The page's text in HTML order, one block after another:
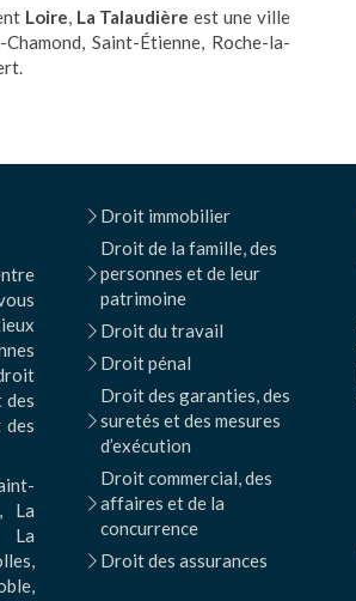
Loire, La Talaudière est une ville
Saint-Étienne, Roche-la-
des
des
La
La
Droit immobilier
Droit de la famille, des
personnes et de leur
patrimoine
Droit du travail
Droit pénal
Droit des garanties, des
suretés et des mesures
d’exécution
Droit commercial, des
affaires et de la
concurrence
Droit des assurances